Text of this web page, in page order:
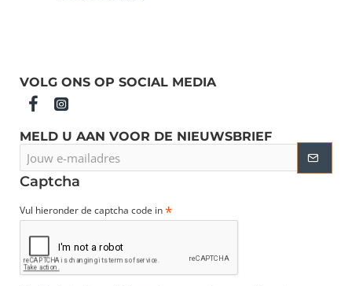
VOLG ONS OP SOCIAL MEDIA
MELD U AAN VOOR DE NIEUWSBRIEF
e-
mailadres
Captcha
Vul hieronder de captcha code in